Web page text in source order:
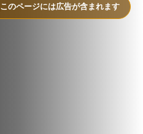
このページには広告が含まれます